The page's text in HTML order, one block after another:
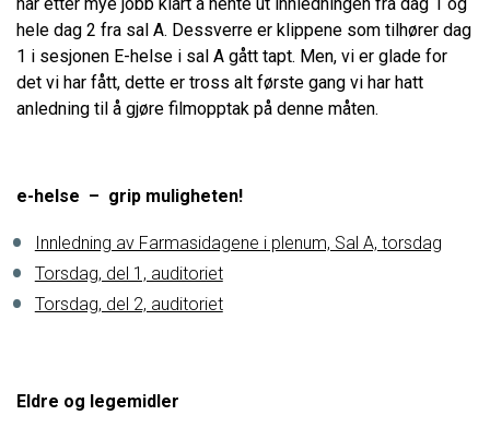
har etter mye jobb klart å hente ut innledningen fra dag 1 og
hele dag 2 fra sal A. Dessverre er klippene som tilhører dag
1 i sesjonen E-helse i sal A gått tapt. Men, vi er glade for
det vi har fått, dette er tross alt første gang vi har hatt
anledning til å gjøre filmopptak på denne måten.
e-helse – grip muligheten!
Innledning av Farmasidagene i plenum, Sal A, torsdag
Torsdag, del 1, auditoriet
Torsdag, del 2, auditoriet
Eldre og legemidler